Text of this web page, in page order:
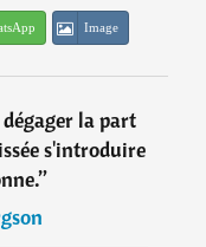
Image
la part
s'introduire
”